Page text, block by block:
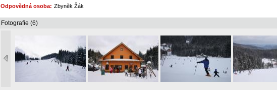
Odpovědná osoba: Zbyněk Žák
Fotografie (6)